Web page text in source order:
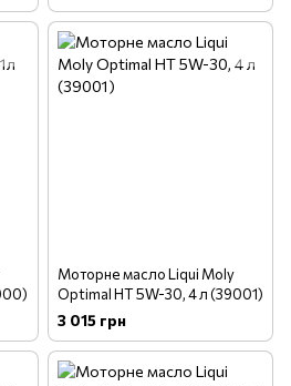
Моторне масло Liqui Moly
Optimal HT 5W-30, 4 л (39001)
3 015 грн